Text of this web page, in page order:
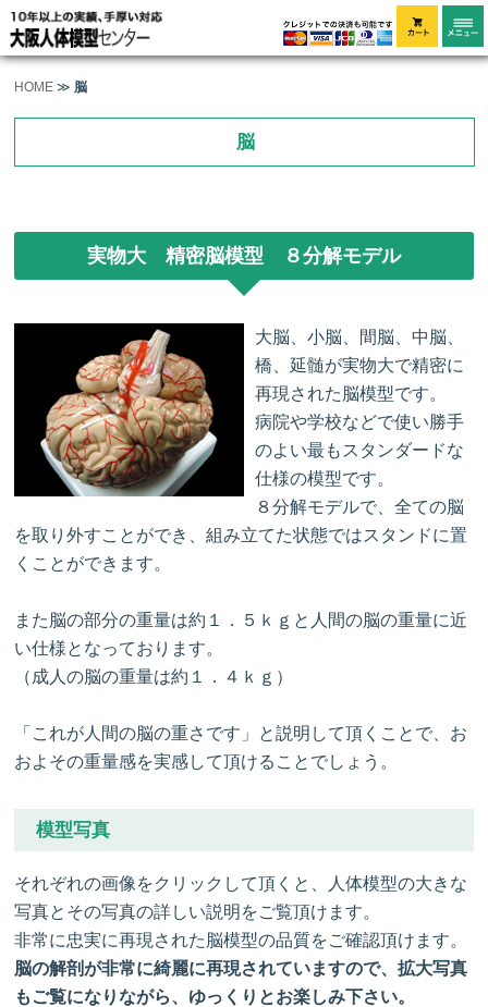
HOME ≫ 脳
脳
実物大 精密脳模型 ８分解モデル
大脳、小脳、間脳、中脳、
橋、延髄が実物大で精密に
再現された脳模型です。
病院や学校などで使い勝手
のよい最もスタンダードな
仕様の模型です。
８分解モデルで、全ての脳
を取り外すことができ、組み立てた状態ではスタンドに置
くことができます。
また脳の部分の重量は約１．５ｋｇと人間の脳の重量に近
い仕様となっております。
（成人の脳の重量は約１．４ｋｇ）
「これが人間の脳の重さです」と説明して頂くことで、お
およその重量感を実感して頂けることでしょう。
模型写真
それぞれの画像をクリックして頂くと、人体模型の大きな
写真とその写真の詳しい説明をご覧頂けます。
非常に忠実に再現された脳模型の品質をご確認頂けます。
脳の解剖が非常に綺麗に再現されていますので、拡大写真
もご覧になりながら、ゆっくりとお楽しみ下さい。